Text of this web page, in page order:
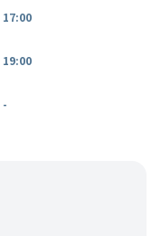
17:00
19:00
-